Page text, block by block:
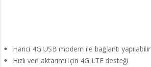
Harici 4G USB modem ile bağlantı yapılabilir
Hızlı veri aktarımı için 4G LTE desteği